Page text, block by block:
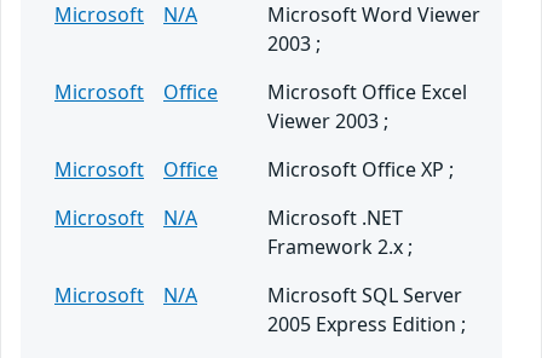
Microsoft
N/A
Microsoft Word Viewer
2003 ;
Microsoft
Office
Microsoft Office Excel
Viewer 2003 ;
Microsoft
Office
Microsoft Office XP ;
Microsoft
N/A
Microsoft .NET
Framework 2.x ;
Microsoft
N/A
Microsoft SQL Server
2005 Express Edition ;